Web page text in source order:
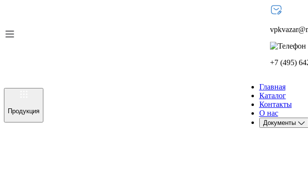
+7 (495)
Продукция
Главная
Каталог
Контакты
О нас
Документы